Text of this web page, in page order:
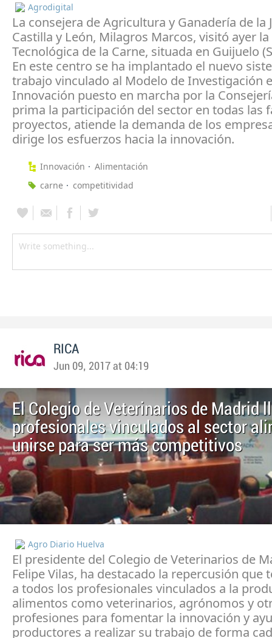
Agrodigital
La consejera de Agricultura y Ganadería de la
Castilla y León, Milagros Marcos, visitó ayer
Tecnológica de la Carne, situada en Guijuelo
En este centro se ha implantado el nuevo
trabajo vinculado al Modelo de Investigación e
Innovación puesto en marcha por la
prima la participación del sector en todas las
proyectos, atiende la demanda de los
dirige los esfuerzos hacia la innovación.
Innovación
Alimentación
carne
competitividad
RICA
Jun 09, 2017 at 04:19
El Colegio de Veterinarios de Madrid
profesionales vinculados al sector
unirse para ser más competitivos
Agro Diario Huelva
El presidente del Colegio de Veterinarios de
Felipe Vilas, ha destacado la repercusión que
a todos los profesionales vinculados a la
alimentos como veterinarios, agrónomos y
profesiones para fomentar la innovación y
productores a realizar su trabajo de forma